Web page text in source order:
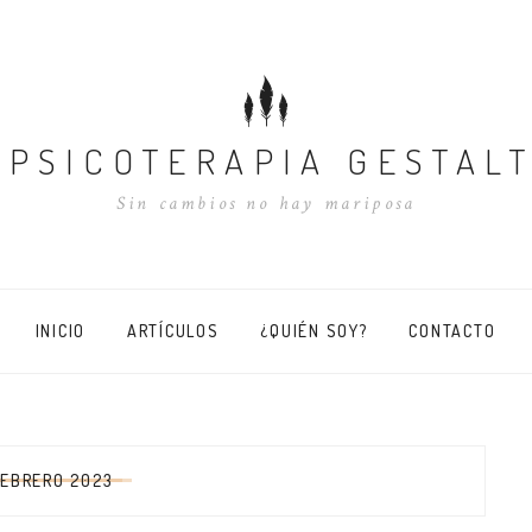
PSICOTERAPIA GESTALT
Sin cambios no hay mariposa
INICIO ARTÍCULOS ¿QUIÉN SOY? CONTACTO
2023